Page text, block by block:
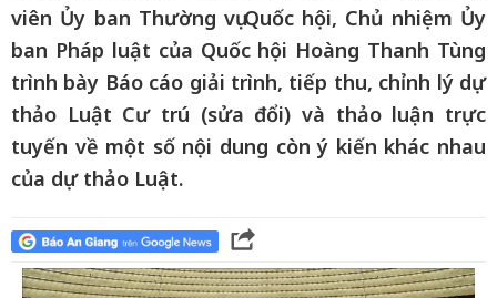
viên Ủy ban Thường vụ Quốc hội, Chủ nhiệm Ủy
ban Pháp luật của Quốc hội Hoàng Thanh Tùng
trình bày Báo cáo giải trình, tiếp thu, chỉnh lý dự
thảo Luật Cư trú (sửa đổi) và thảo luận trực
tuyến về một số nội dung còn ý kiến khác nhau
của dự thảo Luật.